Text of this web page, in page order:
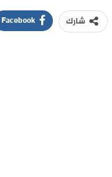
شارك Facebook